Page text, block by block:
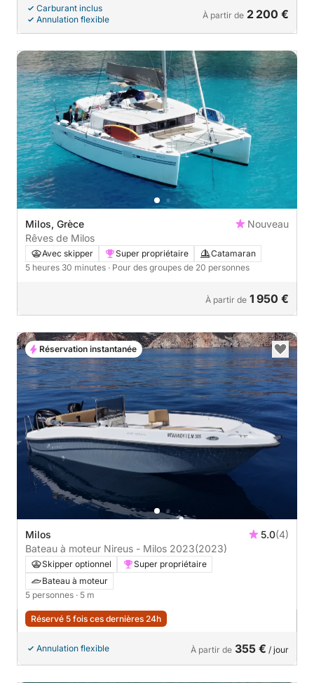
Carburant inclus
Annulation flexible
À partir de 2 200 €
Milos, Grèce
Nouveau
Rêves de Milos
Avec skipper Super propriétaire
Catamaran
5 heures 30 minutes · Pour des groupes de 20 personnes
À partir de 1 950 €
Milos 5.0(4)
Bateau à moteur Nireus - Milos 2023(2023)
Skipper optionnel
Super propriétaire
Bateau à moteur
5 personnes · 5 m
Réservé 5 fois ces dernières 24h
Annulation flexible À partir de 355 € / jour
Réservation instantanée